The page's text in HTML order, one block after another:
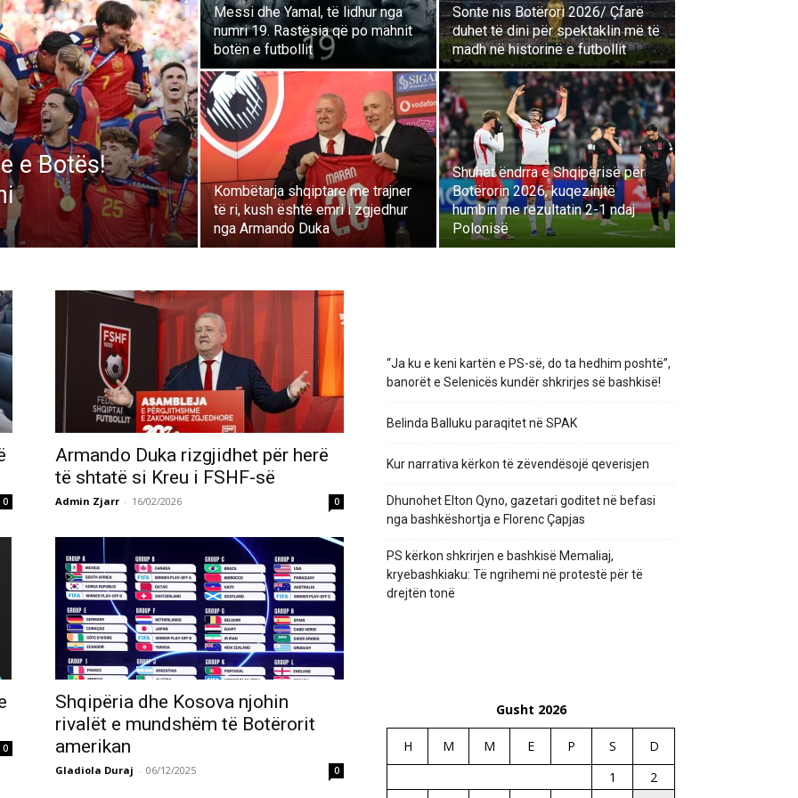
e Botës!
Messi dhe Yamal, të lidhur nga
numri 19. Rastësia që po mahnit
botën e futbollit
Sonte nis Botërori 2026/ Çfarë
duhet të dini për spektaklin më të
madh në historinë e futbollit
Kombëtarja shqiptare me trajner
të ri, kush është emri i zgjedhur
nga Armando Duka
Shuhet ëndrra e Shqipërisë për
Botërorin 2026, kuqezinjtë
humbin me rezultatin 2-1 ndaj
Polonisë
0
Armando Duka rizgjidhet për herë
të shtatë si Kreu i FSHF-së
Admin Zjarr - 16/02/2026 0
0
Shqipëria dhe Kosova njohin
rivalët e mundshëm të Botërorit
amerikan
Gladiola Duraj - 06/12/2025 0
“Ja ku e keni kartën e PS-së, do ta hedhim poshtë”,
banorët e Selenicës kundër shkrirjes së bashkisë!
Belinda Balluku paraqitet në SPAK
Kur narrativa kërkon të zëvendësojë qeverisjen
Dhunohet Elton Qyno, gazetari goditet në befasi
nga bashkëshortja e Florenc Çapjas
PS kërkon shkrirjen e bashkisë Memaliaj,
kryebashkiaku: Të ngrihemi në protestë për të
drejtën tonë
Gusht 2026
H M M E P S
D
1
2